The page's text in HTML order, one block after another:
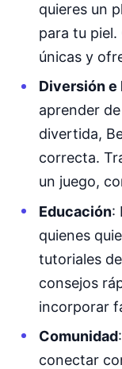
quieres un
para tu
únicas y
Diversión
aprender
divertida,
correcta.
un juego,
Educación:
quienes
tutoriales
consejos
incorporar
Comunidad
conectar